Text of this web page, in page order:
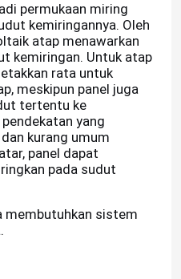
permukaan miring
kemiringannya. Oleh
atap menawarkan
kemiringan. Untuk atap
rata untuk
meskipun panel juga
tertentu ke
yang
kurang umum
panel dapat
pada sudut
membutuhkan sistem